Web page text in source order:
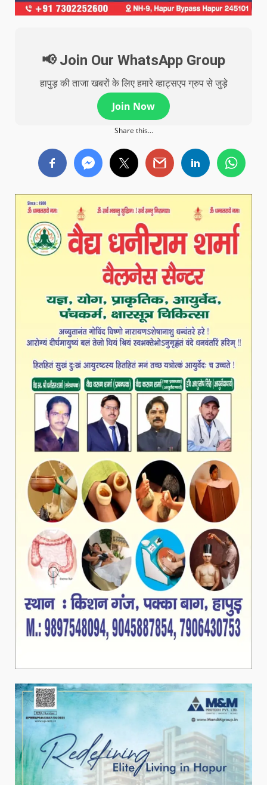
📢 Join Our WhatsApp Group
हापुड़ की ताजा खबरों के लिए हमारे व्हाट्सएप ग्रुप से जुड़े
Join Now
Share this...